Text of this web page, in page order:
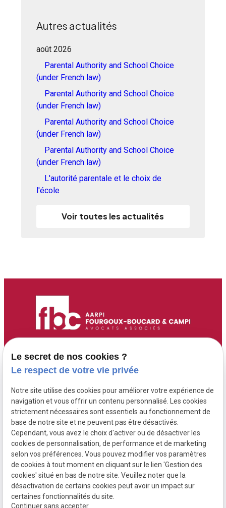
Autres actualités
août 2026
Parental Authority and School Choice
(under French law)
Parental Authority and School Choice
(under French law)
Parental Authority and School Choice
(under French law)
Parental Authority and School Choice
(under French law)
L'autorité parentale et le choix de
l'école
Voir toutes les actualités
Adresse :
6 Route de Didier
FRANCE ( 6 rue de
Didier )
Contact :
05 96 70 00 13
boucard-campi-
avocats.com
Maître Campi
Honoraires
Postulation
Actualités
Le secret de nos cookies ?
Le respect de votre vie privée
Notre site utilise des cookies pour améliorer votre expérience de
navigation et vous offrir un contenu personnalisé. Les cookies
strictement nécessaires sont essentiels au fonctionnement de
base de notre site et ne peuvent pas être désactivés.
Cependant, vous avez le choix d'activer ou de désactiver les
cookies de personnalisation, de performance et de marketing
selon vos préférences. Vous pouvez modifier vos paramètres
de cookies à tout moment en cliquant sur le lien 'Gestion des
cookies' situé en bas de notre site. Veuillez noter que la
désactivation de certains cookies peut avoir un impact sur
certaines fonctionnalités du site.
Continuer sans accepter